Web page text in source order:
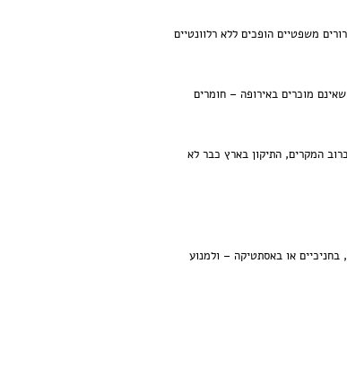
משפטיים הופכים ללא רלוונטיים
מוכרים באירופה – חומרים
המקרים, התיקון בארץ כבר לא
או באסתטיקה – ולמנוע